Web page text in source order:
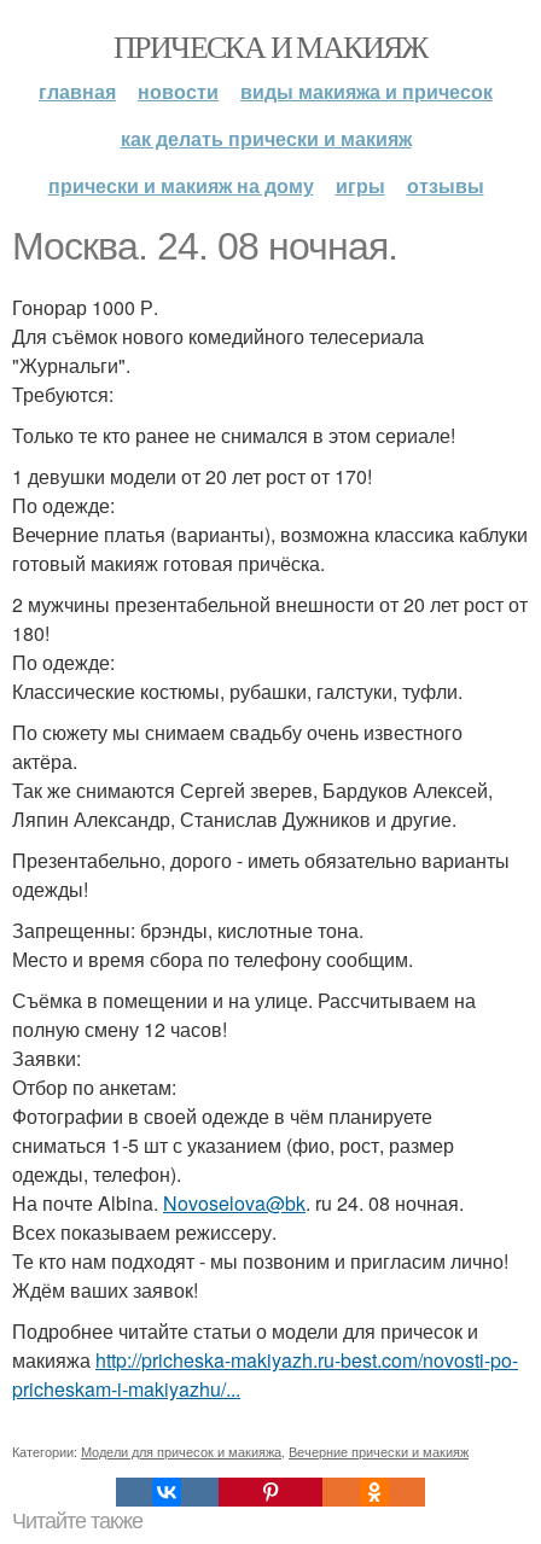
ПРИЧЕСКА И МАКИЯЖ
главная новости
виды макияжа и причесок
как делать прически и макияж
прически и макияж на дому
игры отзывы
Москва. 24. 08 ночная.
Гонорар 1000 Р.
Для съёмок нового комедийного телесериала
"Журнальги".
Требуются:
Только те кто ранее не снимался в этом сериале!
1 девушки модели от 20 лет рост от 170!
По одежде:
Вечерние платья (варианты), возможна классика каблуки
готовый макияж готовая причёска.
2 мужчины презентабельной внешности от 20 лет рост от
180!
По одежде:
Классические костюмы, рубашки, галстуки, туфли.
По сюжету мы снимаем свадьбу очень известного
актёра.
Так же снимаются Сергей зверев, Бардуков Алексей,
Ляпин Александр, Станислав Дужников и другие.
Презентабельно, дорого - иметь обязательно варианты
одежды!
Запрещенны: брэнды, кислотные тона.
Место и время сбора по телефону сообщим.
Съёмка в помещении и на улице. Рассчитываем на
полную смену 12 часов!
Заявки:
Отбор по анкетам:
Фотографии в своей одежде в чём планируете
сниматься 1-5 шт с указанием (фио, рост, размер
одежды, телефон).
На почте Albina. Novoselova@bk. ru 24. 08 ночная.
Всех показываем режиссеру.
Те кто нам подходят - мы позвоним и пригласим лично!
Ждём ваших заявок!
Подробнее читайте статьи о модели для причесок и
макияжа http://pricheska-makiyazh.ru-best.com/novosti-po-
pricheskam-i-makiyazhu/...
Категории: Модели для причесок и макияжа Вечерние прически и макияж
Читайте также